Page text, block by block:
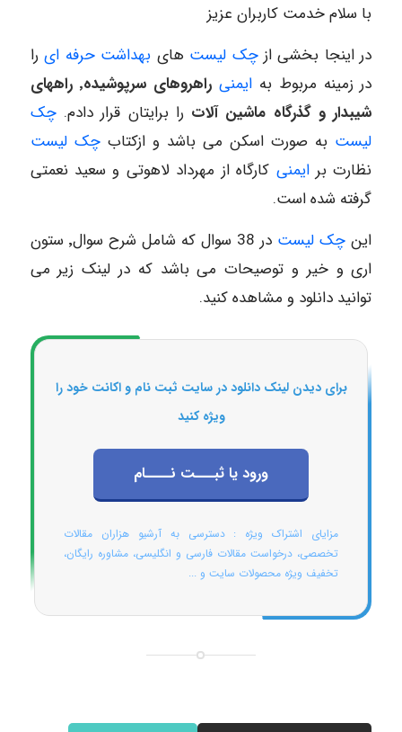
با سلام خدمت کاربران عزیز
در اینجا بخشی ازچک لیست های بهداشت حرفه ایرا
در زمینه مربوط به ایمنی
راهروهای سرپوشیده٬ راههای
شیبدار و گذرگاه ماشین آلات را برایتان قرار دادم.چک
لیست به صورت اسکن می باشد و ازکتاب چک لیست
نظارت برایمنی کارگاه از مهرداد لاهوتی و سعید نعمتی
گرفته شده است.
این چک لیست
در 38 سوال که شامل شرح سوال٬ ستون
اری و خیر و توصیحات می باشد که در لینک زیر می
توانید دانلود و مشاهده کنید.
برای دیدن لینک دانلود در سایت ثبت نام و اکانت خود را
ویژه کنید
ورود یا ثبـــت نــــام
مزایای اشتراک ویژه : دسترسی به آرشیو هزاران مقالات
تخصصی، درخواست مقالات فارسی و انگلیسی، مشاوره رایگان،
تخفیف ویژه محصولات سایت و ...